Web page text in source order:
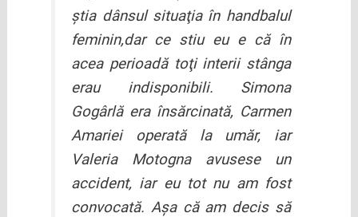
ştia dânsul situaţia în handbalul
feminin,dar ce stiu eu e că în
acea perioadă toţi interii stânga
erau indisponibili. Simona
Gogârlă era însărcinată, Carmen
Amariei operată la umăr, iar
Valeria Motogna avusese un
accident, iar eu tot nu am fost
convocată. Aşa că am decis să